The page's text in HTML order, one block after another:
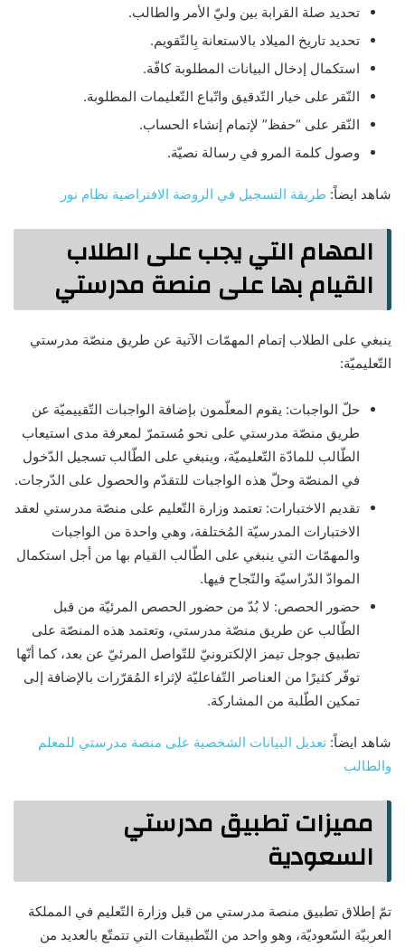
تحديد صلة القرابة بين وليّ الأمر والطالب.
تحديد تاريخ الميلاد بالاستعانة بِالتّقويم.
استكمال إدخال البيانات المطلوبة كافّة.
النّقر على خيار التّدقيق واتّباع التّعليمات المطلوبة.
النّقر على “حفظ” لإتمام إنشاء الحساب.
وصول كلمة المرو في رسالة نصيّة.
شاهد ايضاً: طريقة التسجيل في الروضة الافتراضية نظام نور
المهام التي يجب على الطلاب
القيام بها على منصة مدرستي
ينبغي على الطلاب إتمام المهمّات الآتية عن طريق منصّة مدرستي
التّعليميّة:
حلّ الواجبات: يقوم المعلّمون بإضافة الواجبات التّقييميّة عن
طريق منصّة مدرستي على نحو مُستمرّ لمعرفة مدى استيعاب
الطّالب للمادّة التّعليميّة، وينبغي على الطّالب تسجيل الدّخول
في المنصّة وحلّ هذه الواجبات للتقدّم والحصول على الدّرجات.
تقديم الاختبارات: تعتمد وزارة التّعليم على منصّة مدرستي لعقد
الاختبارات المدرسيّة المُختلفة، وهي واحدة من الواجبات
والمهمّات التي ينبغي على الطّالب القيام بها من أجل استكمال
الموادّ الدّراسيّة والنّجاح فيها.
حضور الحصص: لا بُدّ من حضور الحصص المرئيّة من قبل
الطّالب عن طريق منصّة مدرستي، وتعتمد هذه المنصّة على
تطبيق جوجل تيمز الإلكترونيّ للتّواصل المرئيّ عن بعد، كما أنّها
توفّر كثيرًا من العناصر التّفاعليّة لإثراء المُقرّرات بالإضافة إلى
تمكين الطّلبة من المشاركة.
شاهد ايضاً: تعديل البيانات الشخصية على منصة مدرستي للمعلم
والطالب
مميزات تطبيق مدرستي
السعودية
تمّ إطلاق تطبيق منصة مدرستي من قبل وزارة التّعليم في المملكة
العربيّة السّعوديّة، وهو واحد من التّطبيقات التي تتمتّع بالعديد من